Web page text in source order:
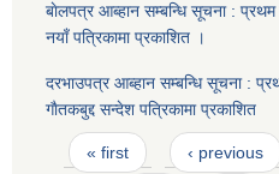
बाेलपत्र आब्हान सम्बन्धि सूचना :
नयाँ पत्रिकामा प्रकाशित ।
दरभाउपत्र आब्हान सम्बन्धि सूचना :
गाैतकबुद्द सन्देश पत्रिकामा प्रकाशित
Pages
« first ‹ previous